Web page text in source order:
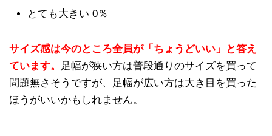
とても大きい 0％
サイズ感は今のところ全員が「ちょうどいい」と答え
ています。
足幅が狭い方は普段通りのサイズを買って
問題無さそうですが、足幅が広い方は大き目を買った
ほうがいいかもしれません。